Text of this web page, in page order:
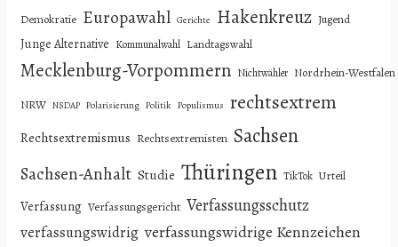
Demokratie Europawahl Gerichte Hakenkreuz Jugend
Junge Alternative Kommunalwahl Landtagswahl
Mecklenburg-Vorpommern Nichtwähler Nordrhein-Westfalen
NRW NSDAP Polarisierung Politik Populismus rechtsextrem
Rechtsextremismus Rechtsextremisten Sachsen
Sachsen-Anhalt Studie Thüringen TikTok Urteil
Verfassung Verfassungsgericht Verfassungsschutz
verfassungswidrig verfassungswidrige Kennzeichen